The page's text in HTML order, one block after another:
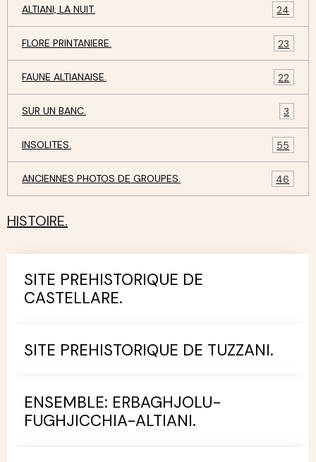
ALTIANI, LA NUIT. 24
FLORE PRINTANIERE. 23
FAUNE ALTIANAISE. 22
SUR UN BANC. 3
INSOLITES. 55
ANCIENNES PHOTOS DE GROUPES. 46
HISTOIRE.
SITE PREHISTORIQUE DE
CASTELLARE.
SITE PREHISTORIQUE DE TUZZANI.
ENSEMBLE: ERBAGHJOLU-
FUGHJICCHIA-ALTIANI.